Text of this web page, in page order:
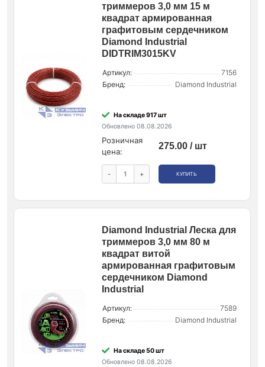
триммеров 3,0 мм 15 м
квадрат армированная
графитовым сердечником
Diamond Industrial
DIDTRIM3015KV
Артикул:
7156
Бренд:
Diamond Industrial
На складе 917 шт
Обновлено 08.08.2026
Розничная
цена:
275.00 / шт
- + КУПИТЬ
Diamond Industrial Леска для
триммеров 3,0 мм 80 м
квадрат витой
армированная графитовым
сердечником Diamond
Industrial
Артикул:
7589
Бренд:
Diamond Industrial
На складе 50 шт
Обновлено 08.08.2026